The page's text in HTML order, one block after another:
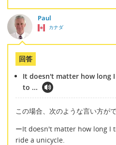
Paul
カナダ
回答
It doesn't matter how long
to ...
この場合、次のような言い方がで
ーIt doesn't matter how long I
ride a unicycle.